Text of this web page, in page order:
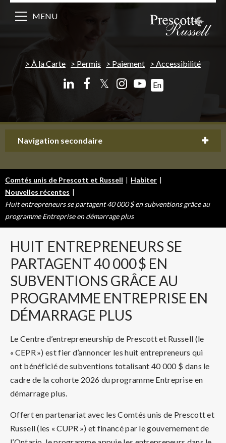
À la Carte Permis Paiement Accessibilité
𝕏 En
MENU
Navigation secondaire
Comtés unis de Prescott et Russell | Habiter |
Nouvelles récentes |
Huit entrepreneurs se partagent 40 000 $ en subventions grâce au
programme Entreprise en démarrage plus
HUIT ENTREPRENEURS SE
PARTAGENT 40 000 $ EN
SUBVENTIONS GRÂCE AU
PROGRAMME ENTREPRISE EN
DÉMARRAGE PLUS
Le Centre d’entrepreneurship de Prescott et Russell (le
« CEPR ») est fier d’annoncer les huit entrepreneurs qui
ont bénéficié de subventions totalisant 40 000 $ dans le
cadre de la cohorte 2026 du programme Entreprise en
démarrage plus.
Offert en partenariat avec les Comtés unis de Prescott et
Russell (les « CUPR ») et financé par le gouvernement de